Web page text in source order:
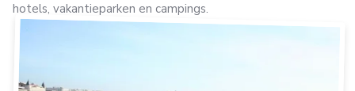
hotels, vakantieparken en campings.